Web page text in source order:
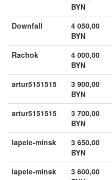
BYN
Downfall
4 050,00
BYN
Rachok
4 000,00
BYN
artur5151515
3 900,00
BYN
artur5151515
3 700,00
BYN
lapele-minsk
3 650,00
BYN
lapele-minsk
3 600,00